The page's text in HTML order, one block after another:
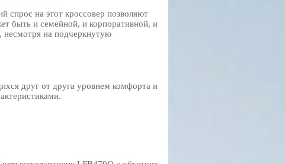
спрос на этот кроссовер позволяют
быть и семейной, и корпоративной, и
на подчеркнутую
друг от друга уровнем комфорта и